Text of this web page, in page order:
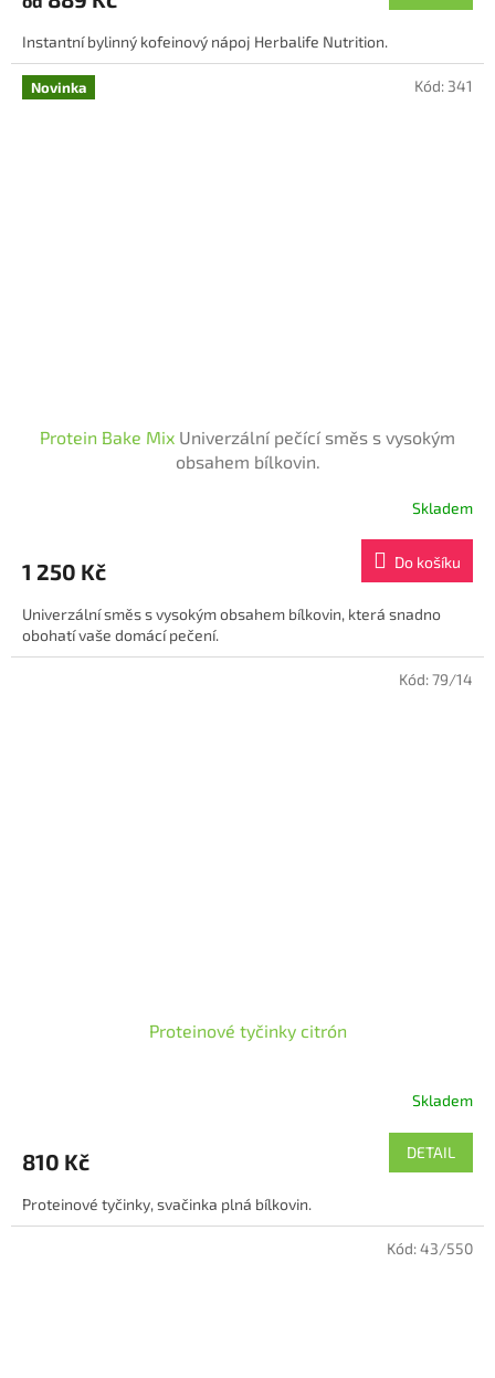
je
z
5
hvězdiček.
Instantní bylinný kofeinový nápoj Herbalife Nutrition.
Novinka
Protein Bake Mix Univerzální pečící směs s vysokým
obsahem bílkovin.
je
z
5
hvězdiček.
Skladem
1 250 Kč Do košíku
Univerzální směs s vysokým obsahem bílkovin, která snadno
obohatí vaše domácí pečení.
Kód: 341
Proteinové tyčinky citrón
je
z
5
Skladem
810 Kč DETAIL
Proteinové tyčinky, svačinka plná bílkovin.
Kód:79/14
Kód:43/550